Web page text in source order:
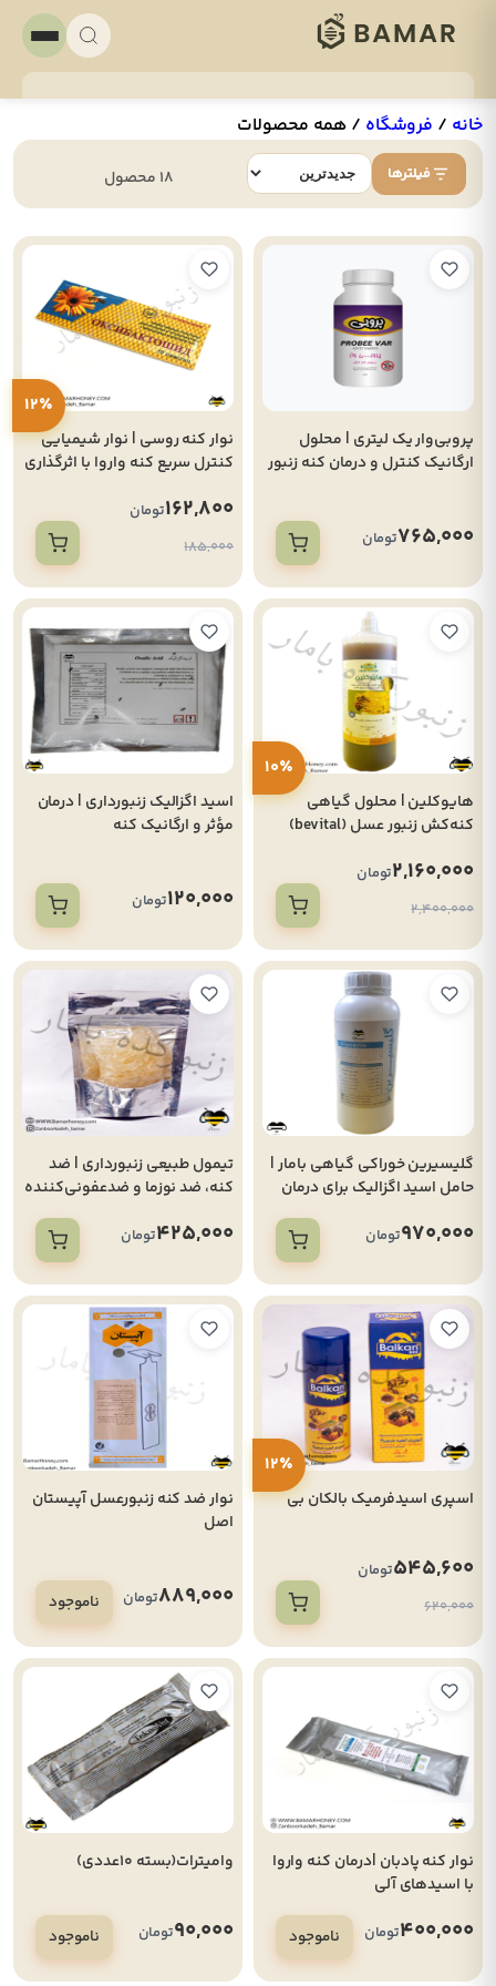
خانه/ فروشگاه/ همه محصولات
فیلترها 18 محصول
پروبی‌وار یک لیتری | محلول
ارگانیک کنترل و درمان کنه زنبور
765,000تومان
12٪
نوار کنه روسی | نوار شیمیایی
کنترل سریع کنه واروا با اثرگذاری
162,800تومان
185,000
10٪
هایوکلین | محلول گیاهی
کنه‌کش زنبور عسل (bevital)
2,160,000تومان
2,400,000
اسید اگزالیک زنبورداری | درمان
مؤثر و ارگانیک کنه
120,000تومان
گلیسیرین خوراکی گیاهی بامار |
حامل اسید اگزالیک برای درمان
970,000تومان
تیمول طبیعی زنبورداری | ضد
کنه، ضد نوزما و ضدعفونی‌کننده
425,000تومان
12٪
اسپری اسیدفرمیک بالکان بی
545,600تومان
620,000
نوار ضد کنه زنبورعسل آپیستان
اصل
889,000تومان ناموجود
نوار کنه پادبان |درمان کنه واروا
با اسیدهای آلی
400,000تومان ناموجود
وامیترات(بسته 10عددی)
90,000تومان ناموجود